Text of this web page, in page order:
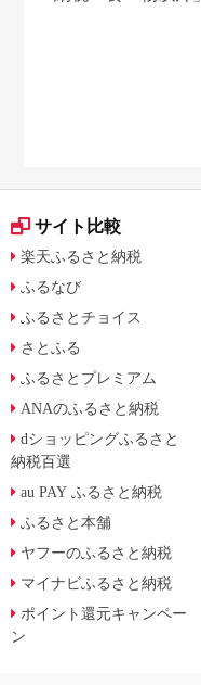
サイト比較
楽天ふるさと納税
ふるなび
ふるさとチョイス
さとふる
ふるさとプレミアム
ANAのふるさと納税
dショッピングふるさと
納税百選
au PAY ふるさと納税
ふるさと本舗
ヤフーのふるさと納税
マイナビふるさと納税
ポイント還元キャンペー
ン